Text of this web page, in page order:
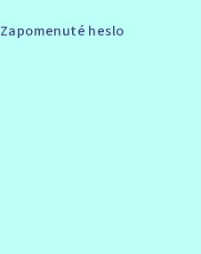
Zapomenuté heslo